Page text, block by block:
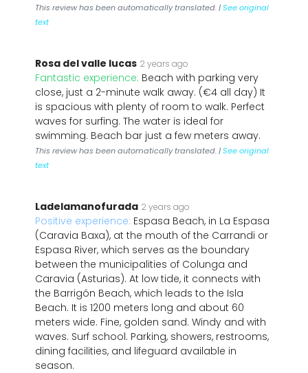
This review has been automatically translated. |See original
text
Rosa del valle lucas 2 years ago
Fantastic experience: Beach with parking very
close, just a 2-minute walk away. (€4 all day) It
is spacious with plenty of room to walk. Perfect
waves for surfing. The water is ideal for
swimming. Beach bar just a few meters away.
This review has been automatically translated. |See original
text
Ladelamanofurada 2 years ago
Positive experience: Espasa Beach, in La Espasa
(Caravia Baxa), at the mouth of the Carrandi or
Espasa River, which serves as the boundary
between the municipalities of Colunga and
Caravia (Asturias). At low tide, it connects with
the Barrigón Beach, which leads to the Isla
Beach. It is 1200 meters long and about 60
meters wide. Fine, golden sand. Windy and with
waves. Surf school. Parking, showers, restrooms,
dining facilities, and lifeguard available in
season.